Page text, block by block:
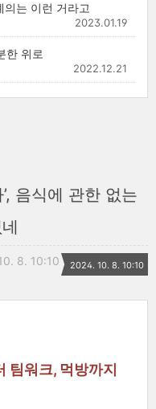
는 이런 거라고
2023.01.19
한 위로
2022.12.21
음식에 관한 없는
8. 10:10 2024. 10. 8. 10:10
팀워크, 먹방까지